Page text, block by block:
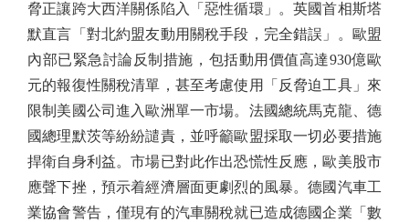
脅正讓跨大西洋關係陷入「惡性循環」。英國首相斯塔
默直言「對北約盟友動用關稅手段，完全錯誤」。歐盟
內部已緊急討論反制措施，包括動用價值高達930億歐
元的報復性關稅清單，甚至考慮使用「反脅迫工具」來
限制美國公司進入歐洲單一市場。法國總統馬克龍、德
國總理默茨等紛紛譴責，並呼籲歐盟採取一切必要措施
捍衛自身利益。市場已對此作出恐慌性反應，歐美股市
應聲下挫，預示着經濟層面更劇烈的風暴。德國汽車工
業協會警告，僅現有的汽車關稅就已造成德國企業「數